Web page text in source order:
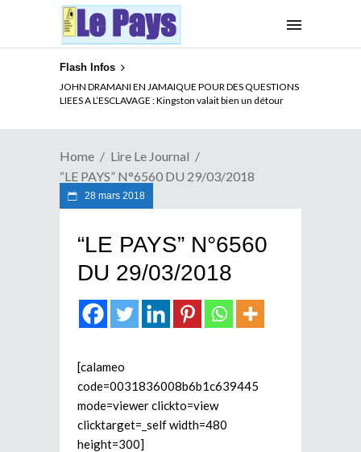
Flash Infos
JOHN DRAMANI EN JAMAIQUE POUR DES QUESTIONS
LIEES A L’ESCLAVAGE : Kingston valait bien un détour
Home
Lire Le Journal
“LE PAYS” N°6560 DU 29/03/2018
28 mars 2018
“LE PAYS” N°6560
DU 29/03/2018
[calameo
code=0031836008b6b1c639445
mode=viewer clickto=view
clicktarget=_self width=480
height=300]